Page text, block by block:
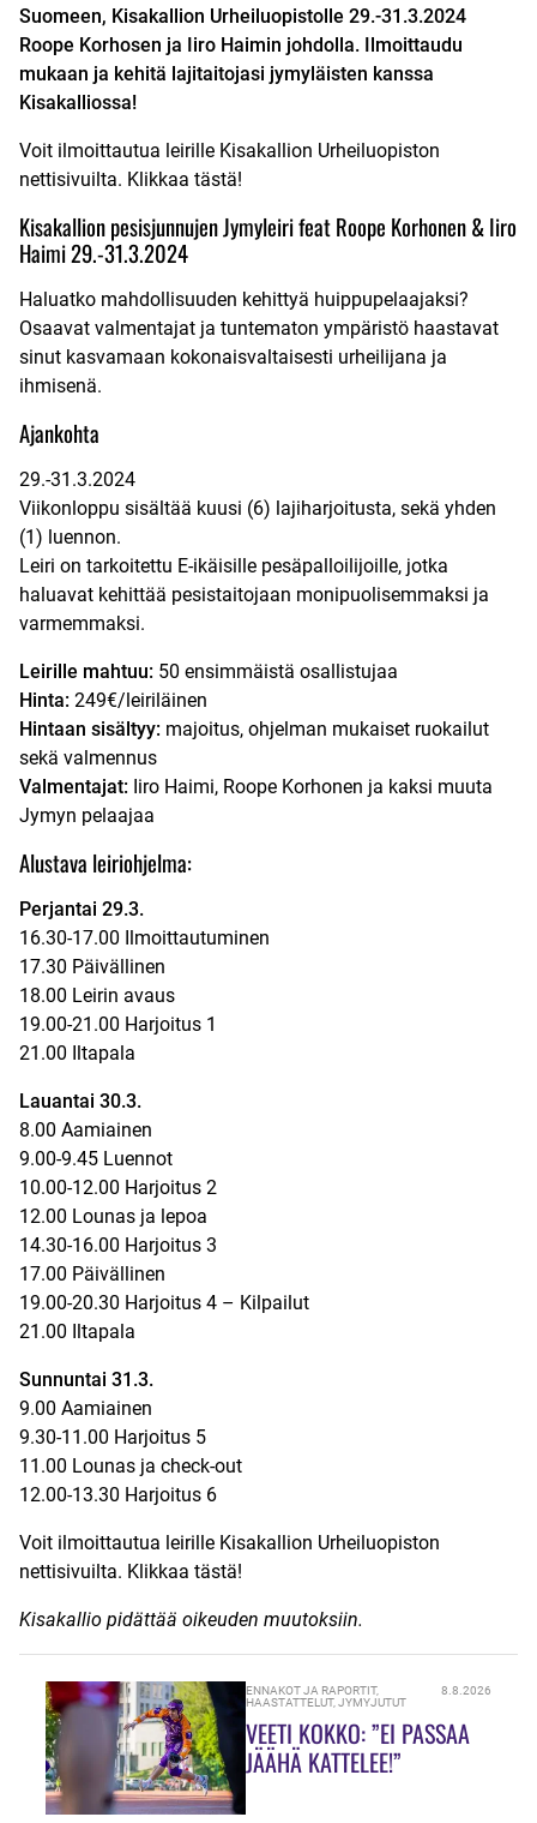
Suomeen, Kisakallion Urheiluopistolle 29.-31.3.2024
Roope Korhosen ja Iiro Haimin johdolla. Ilmoittaudu
mukaan ja kehitä lajitaitojasi jymyläisten kanssa
Kisakalliossa!
Voit ilmoittautua leirille Kisakallion Urheiluopiston
nettisivuilta. Klikkaa tästä!
Kisakallion pesisjunnujen Jymyleiri feat Roope Korhonen & Iiro
Haimi 29.-31.3.2024
Haluatko mahdollisuuden kehittyä huippupelaajaksi?
Osaavat valmentajat ja tuntematon ympäristö haastavat
sinut kasvamaan kokonaisvaltaisesti urheilijana ja
ihmisenä.
Ajankohta
29.-31.3.2024
Viikonloppu sisältää kuusi (6) lajiharjoitusta, sekä yhden
(1) luennon.
Leiri on tarkoitettu E-ikäisille pesäpalloilijoille, jotka
haluavat kehittää pesistaitojaan monipuolisemmaksi ja
varmemmaksi.
Leirille mahtuu: 50 ensimmäistä osallistujaa
Hinta: 249€/leiriläinen
Hintaan sisältyy: majoitus, ohjelman mukaiset ruokailut
sekä valmennus
Valmentajat: Iiro Haimi, Roope Korhonen ja kaksi muuta
Jymyn pelaajaa
Alustava leiriohjelma:
Perjantai 29.3.
16.30-17.00 Ilmoittautuminen
17.30 Päivällinen
18.00 Leirin avaus
19.00-21.00 Harjoitus 1
21.00 Iltapala
Lauantai 30.3.
8.00 Aamiainen
9.00-9.45 Luennot
10.00-12.00 Harjoitus 2
12.00 Lounas ja lepoa
14.30-16.00 Harjoitus 3
17.00 Päivällinen
19.00-20.30 Harjoitus 4 – Kilpailut
21.00 Iltapala
Sunnuntai 31.3.
9.00 Aamiainen
9.30-11.00 Harjoitus 5
11.00 Lounas ja check-out
12.00-13.30 Harjoitus 6
Voit ilmoittautua leirille Kisakallion Urheiluopiston
nettisivuilta. Klikkaa tästä!
Kisakallio pidättää oikeuden muutoksiin.
ENNAKOT JA RAPORTIT,
HAASTATTELUT,JYMYJUTUT
8.8.2026
VEETI KOKKO: ”EI PASSAA
JÄÄHÄ KATTELEE!”